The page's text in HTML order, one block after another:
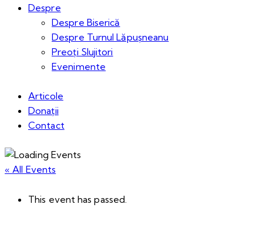
Despre
Despre Biserică
Despre Turnul Lăpușneanu
Preoți Slujitori
Evenimente
Articole
Donații
Contact
« All Events
This event has passed.